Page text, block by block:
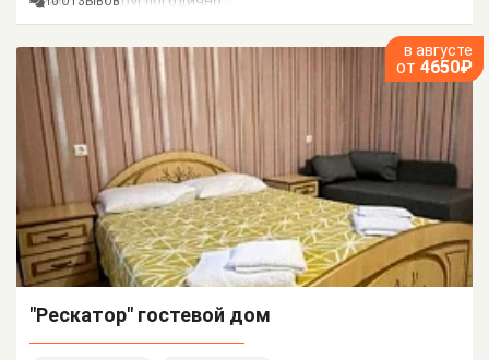
в августе
от 4650₽
"Рескатор" гостевой дом